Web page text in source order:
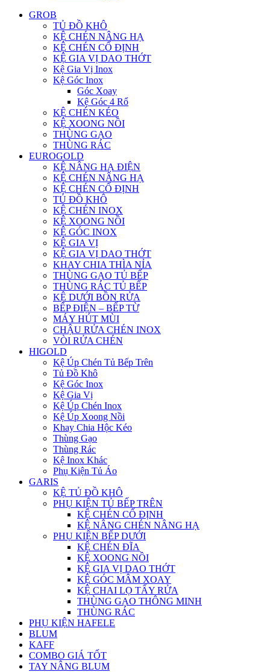
GROB
TỦ ĐỒ KHÔ
KỆ CHÉN NÂNG HẠ
KỆ CHÉN CỐ ĐỊNH
KỆ GIA VỊ DAO THỚT
Kệ Gia Vị Inox
Kệ Góc Inox
Góc Xoay
Kệ Góc 4 Rổ
KỆ CHÉN KÉO
KỆ XOONG NỒI
THÙNG GẠO
THÙNG RÁC
EUROGOLD
KỆ NÂNG HẠ ĐIỆN
KỆ CHÉN NÂNG HẠ
KỆ CHÉN CỐ ĐỊNH
TỦ ĐỒ KHÔ
KỆ CHÉN INOX
KỆ XOONG NỒI
KỆ GÓC INOX
KỆ GIA VỊ
KỆ GIA VỊ DAO THỚT
KHAY CHIA THÌA NỈA
THÙNG GẠO TỦ BẾP
THÙNG RÁC TỦ BẾP
KỆ DƯỚI BỒN RỬA
BẾP ĐIỆN – BẾP TỪ
MÁY HÚT MÙI
CHẬU RỬA CHÉN INOX
VÒI RỬA CHÉN
HIGOLD
Kệ Úp Chén Tủ Bếp Trên
Tủ Đồ Khô
Kệ Góc Inox
Kệ Gia Vị
Kệ Úp Chén Inox
Kệ Úp Xoong Nồi
Khay Chia Hộc Kéo
Thùng Gạo
Thùng Rác
Kệ Inox Khác
Phụ Kiện Tủ Áo
GARIS
KỆ TỦ ĐỒ KHÔ
PHỤ KIỆN TỦ BẾP TRÊN
KỆ CHÉN CỐ ĐỊNH
KỆ NÂNG CHÉN NÂNG HẠ
PHỤ KIỆN BẾP DƯỚI
KỆ CHÉN ĐĨA
KỆ XOONG NỒI
KỆ GIA VỊ DAO THỚT
KỆ GÓC MÂM XOAY
KỆ CHAI LỌ TẨY RỬA
THÙNG GẠO THÔNG MINH
THÙNG RÁC
PHỤ KIỆN HAFELE
BLUM
KAFF
COMBO GIÁ TỐT
TAY NÂNG BLUM